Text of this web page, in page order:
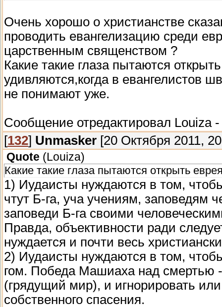
Очень хорошо о христианстве
проводить евангелизацию среди
царственным священством ?
Какие такие глаза пытаются
удивляются,когда в евангелистов
не понимают уже.
Сообщение отредактировал Louiza
[132] Unmasker [20 Октября 2011,
Quote (Louiza)
Какие такие глаза пытаются открыть
1) Иудаисты нуждаются в том,
чтут Б-га, уча учениям, заповедям
заповеди Б-га своими
Правда, объективности ради
нуждается и почти весь
2) Иудаисты нуждаются в том,
гом. Победа Машиаха над смертью
(грядущий мир), и игнорировать или
собственного спасения.